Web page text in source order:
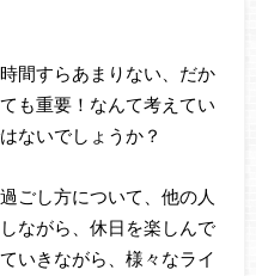
間すらあまりない、だか
も重要！なんて考えてい
ないでしょうか？
ごし方について、他の人
ながら、休日を楽しんで
いきながら、様々なライ